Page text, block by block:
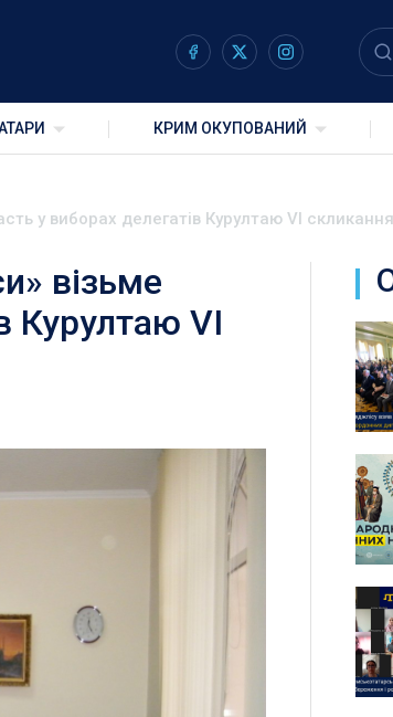
КРИМ ОКУПОВАНИЙ
у виборах делегатів Курултаю VI скликання
візьме
Курултаю VI